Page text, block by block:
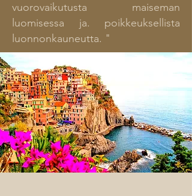
vuorovaikutusta maiseman
luomisessa ja. poikkeuksellista
luonnonkauneutta. "